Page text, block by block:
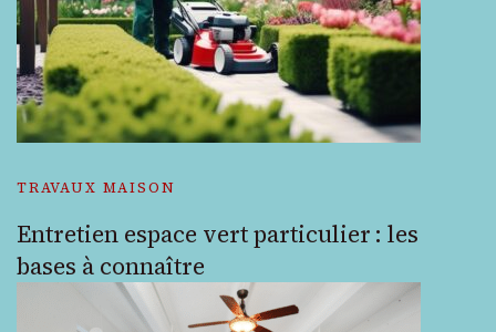
TRAVAUX MAISON
Entretien espace vert particulier : les
bases à connaître